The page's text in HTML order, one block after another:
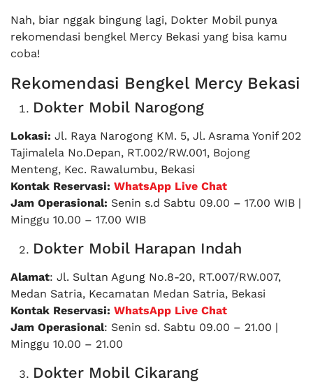
Nah, biar nggak bingung lagi, Dokter Mobil punya
rekomendasi bengkel Mercy Bekasi yang bisa kamu
coba!
Rekomendasi Bengkel Mercy Bekasi
Dokter Mobil Narogong
Lokasi: Jl. Raya Narogong KM. 5, Jl. Asrama Yonif 202
Tajimalela No.Depan, RT.002/RW.001, Bojong
Menteng, Kec. Rawalumbu, Bekasi
Kontak Reservasi: WhatsApp Live Chat
Jam Operasional: Senin s.d Sabtu 09.00 – 17.00 WIB |
Minggu 10.00 – 17.00 WIB
Dokter Mobil Harapan Indah
Alamat: Jl. Sultan Agung No.8-20, RT.007/RW.007,
Medan Satria, Kecamatan Medan Satria, Bekasi
Kontak Reservasi: WhatsApp Live Chat
Jam Operasional: Senin sd. Sabtu 09.00 – 21.00 |
Minggu 10.00 – 21.00
Dokter Mobil Cikarang